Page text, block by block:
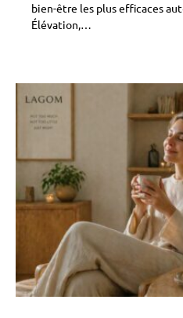
bien-être les plus efficaces
Élévation,…